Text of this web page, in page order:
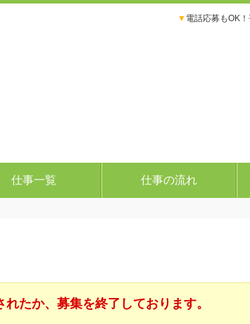
▼ 電話応募もOK
仕事一覧 仕事の流れ
たか、募集を終了しております。